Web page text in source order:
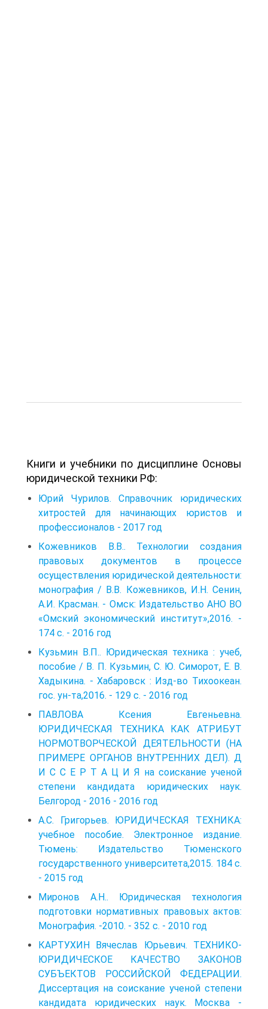
Книги и учебники по дисциплине Основы
юридической техники РФ:
Юрий Чурилов. Справочник юридических
хитростей для начинающих юристов и
профессионалов - 2017 год
Кожевников В.В.. Технологии создания
правовых документов в процессе
осуществления юридической деятельности:
монография / В.В. Кожевников, И.Н. Сенин,
А.И. Красман. - Омск: Издательство АНО ВО
«Омский экономический институт»,2016. -
174 с. - 2016 год
Кузьмин В.П.. Юридическая техника : учеб,
пособие / В. П. Кузьмин, С. Ю. Симорот, E. В.
Хадыкина. - Хабаровск : Изд-во Тихоокеан.
гос. ун-та,2016. - 129 с. - 2016 год
ПАВЛОВА Ксения Евгеньевна.
ЮРИДИЧЕСКАЯ ТЕХНИКА КАК АТРИБУТ
НОРМОТВОРЧЕСКОЙ ДЕЯТЕЛЬНОСТИ (НА
ПРИМЕРЕ ОРГАНОВ ВНУТРЕННИХ ДЕЛ). Д
И С С Е Р Т А Ц И Я на соискание ученой
степени кандидата юридических наук.
Белгород - 2016 - 2016 год
А.С. Григорьев. ЮРИДИЧЕСКАЯ ТЕХНИКА:
учебное пособие. Электронное издание.
Тюмень: Издательство Тюменского
государственного университета,2015. 184 с.
- 2015 год
Миронов А.Н.. Юридическая технология
подготовки нормативных правовых актов:
Монография. -2010. - 352 с. - 2010 год
КАРТУХИН Вячеслав Юрьевич. ТЕХНИКО-
ЮРИДИЧЕСКОЕ КАЧЕСТВО ЗАКОНОВ
СУБЪЕКТОВ РОССИЙСКОЙ ФЕДЕРАЦИИ.
Диссертация на соискание ученой степени
кандидата юридических наук. Москва -